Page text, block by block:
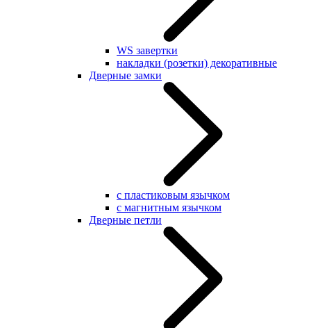
WS завертки
накладки (розетки) декоративные
Дверные замки
с пластиковым язычком
с магнитным язычком
Дверные петли